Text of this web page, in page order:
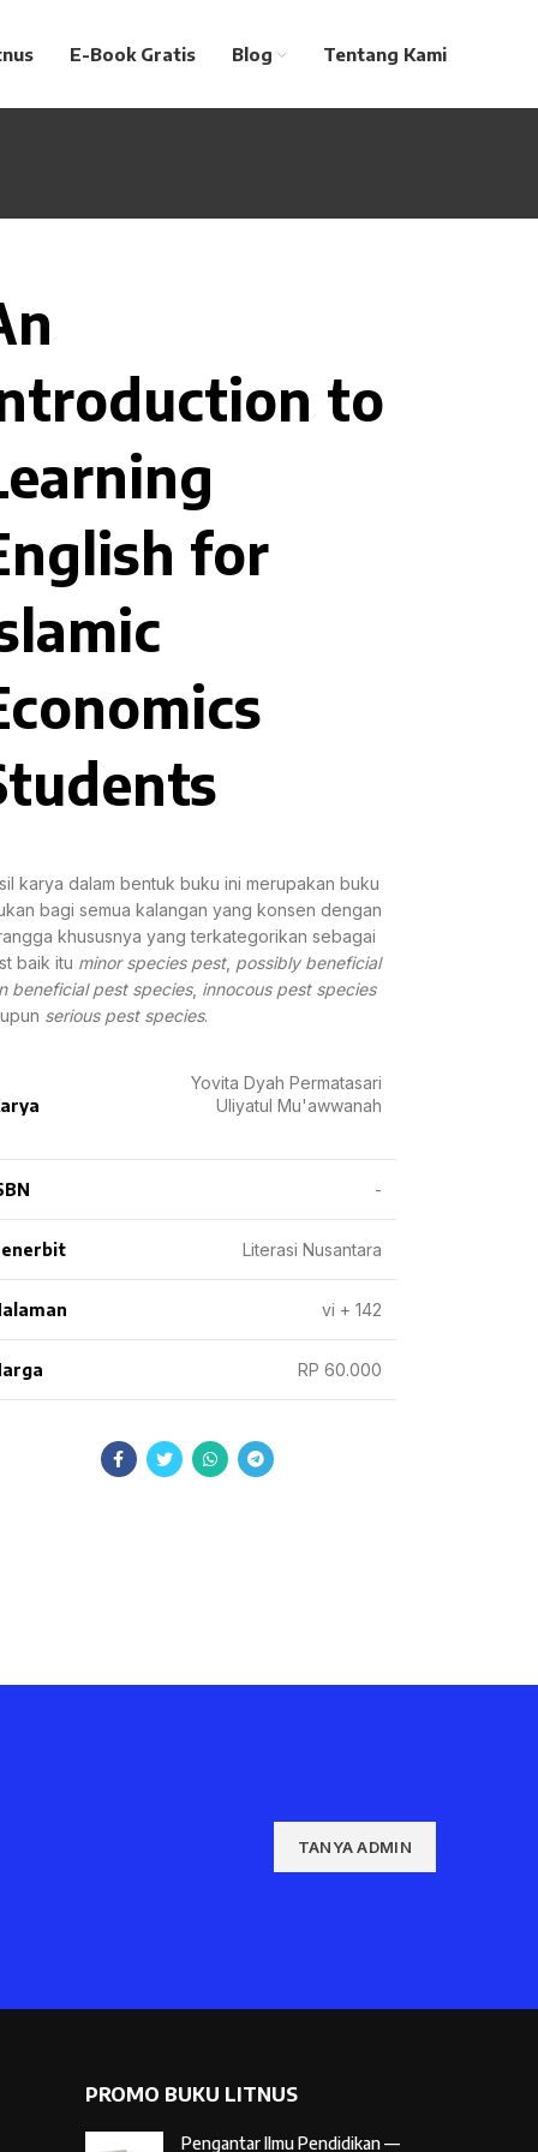
E-Book Gratis Blog Tentang Kami
to
for
karya dalam bentuk buku ini merupakan buku
bagi semua kalangan yang konsen dengan
khususnya yang terkategorikan sebagai
baik itu minor species pest, possibly beneficial
beneficial pest species, innocous pest species
serious pest species.
Yovita Dyah Permatasari
Uliyatul Mu'awwanah
-
Literasi Nusantara
vi + 142
RP 60.000
TANYA ADMIN
PROMO BUKU LITNUS
Pengantar Ilmu Pendidikan —